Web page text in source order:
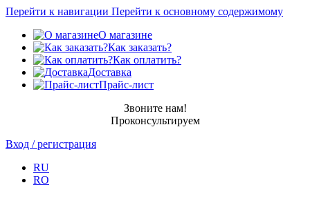
Перейти к навигации Перейти к основному содержимому
О магазине
Как заказать?
Как оплатить?
Доставка
Прайс-лист
Звоните нам!
Проконсультируем
Вход / регистрация
RU
RO